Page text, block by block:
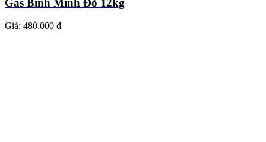
Gas Bình Minh Đỏ 12kg
Giá: 480.000 ₫